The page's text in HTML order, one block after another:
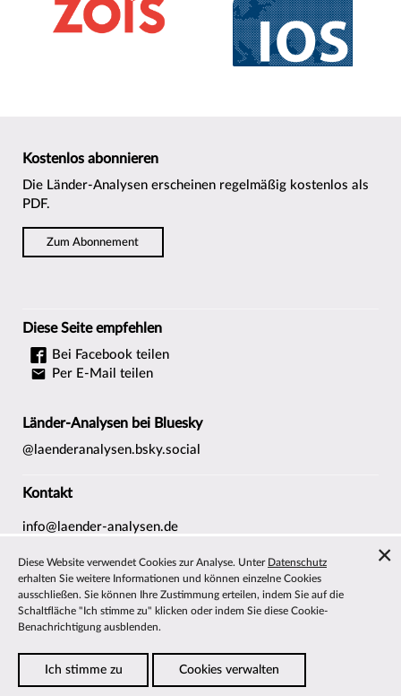
Kostenlos abonnieren
Die Länder-Analysen erscheinen regelmäßig kostenlos als
PDF.
Zum Abonnement
Diese Seite empfehlen
Bei Facebook teilen
Per E-Mail teilen
Länder-Analysen bei Bluesky
@laenderanalysen.bsky.social
Kontakt
info@laender-analysen.de
Fax: 0421/218-69607
Wissenschaftliche Beiräte
Über die Länder-Analysen
Diese Website verwendet Cookies zur Analyse. Unter Datenschutz
erhalten Sie weitere Informationen und können einzelne Cookies
ausschließen. Sie können Ihre Zustimmung erteilen, indem Sie auf die
Schaltfläche "Ich stimme zu" klicken oder indem Sie diese Cookie-
Benachrichtigung ausblenden.
Ich stimme zu Cookies verwalten